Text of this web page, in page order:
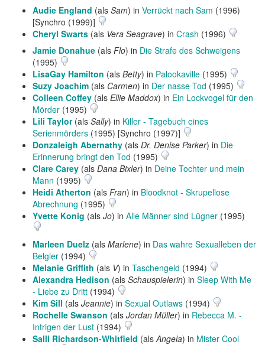
Audie England (als Sam) in Verrückt nach Sam (1996)
[Synchro (1999)]
Cheryl Swarts (als Vera Seagrave) in Crash (1996)
Jamie Donahue (als Flo) in Die Strafe des Schweigens
(1995)
LisaGay Hamilton (als Betty) in Palookaville (1995)
Suzy Joachim (als Carmen) in Der nasse Tod (1995)
Colleen Coffey (als Ellie Maddox) in Ein Lockvogel für den
Mörder (1995)
Lili Taylor(als Sally) in Killer - Tagebuch eines
Serienmörders (1995) [Synchro (1997)]
Donzaleigh Abernathy (als Dr. Denise Parker) in Die
Erinnerung bringt den Tod (1995)
Clare Carey (als Dana Bixler) in Deine Tochter und mein
Mann (1995)
Heidi Atherton (als Fran) in Bloodknot - Skrupellose
Abrechnung (1995)
Yvette Konig (als Jo) in Alle Männer sind Lügner (1995)
Marleen Duelz (als Marlene) in Das wahre Sexualleben der
Belgier (1994)
Melanie Griffith (als V) in Taschengeld (1994)
Alexandra Hedison (als Schauspielerin) in Sleep With Me
- Liebe zu Dritt (1994)
Kim Sill (als Jeannie) in Sexual Outlaws (1994)
Rochelle Swanson (als Jordan Müller) in Rebecca M. -
Intrigen der Lust (1994)
Salli Richardson-Whitfield (als Angela) in Mister Cool